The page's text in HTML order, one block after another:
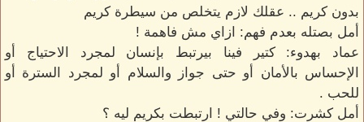
بدون كريم .. عقلك لازم يتخلص من سيطرة كريم
أمل بصتله بعدم فهم: ازاي مش فاهمة !
عماد بهدوء: كتير فينا بيرتبط بإنسان لمجرد الاحتياج أو
الإحساس بالأمان أو حتى جواز والسلام أو لمجرد السترة أو
للحب .
أمل كشرت: وفي حالتي ! ارتبطت بكريم ليه ؟